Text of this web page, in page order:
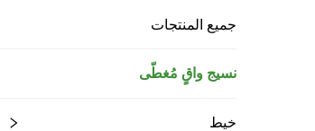
جميع المنتجات
نسيج واقٍ مُغطّى
خيط